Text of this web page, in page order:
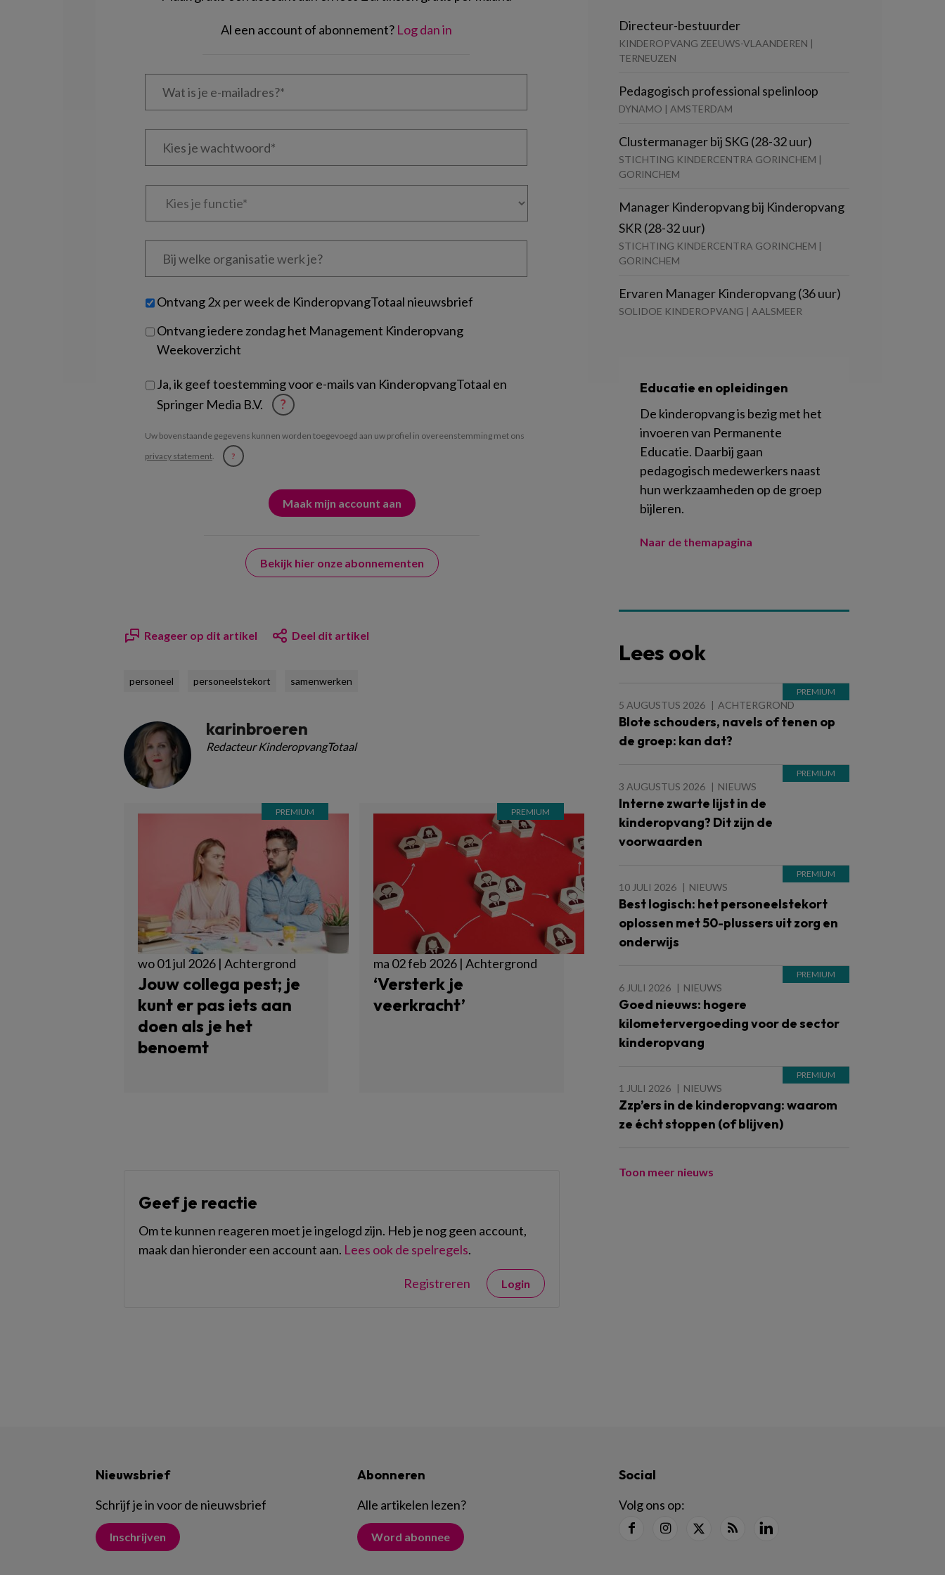
Al een account of abonnement? Log dan in
Wat
Kies
Kies
Bij
welke
je?
Untitled
Ontvang 2x per week de KinderopvangTotaal nieuwsbrief
Ontvang iedere zondag het Management Kinderopvang
Weekoverzicht
Ja, ik geef toestemming voor e-mails van KinderopvangTotaal en
Springer Media B.V.
?
Uw bovenstaande gegevens kunnen worden toegevoegd aan uw profiel in overeenstemming met ons
privacy statement. ?
Bekijk hier onze abonnementen
Reageer op dit artikel Deel dit artikel
personeel personeelstekort samenwerken
karinbroeren
Redacteur KinderopvangTotaal
wo 01 jul 2026 | Achtergrond
Jouw collega pest; je
kunt er pas iets aan
doen als je het
benoemt
ma 02 feb 2026 | Achtergrond
‘Versterk je
veerkracht’
Geef je reactie
Om te kunnen reageren moet je ingelogd zijn. Heb je nog geen account,
maak dan hieronder een account aan. Lees ook de spelregels.
Registreren Login
Directeur-bestuurder
KINDEROPVANG ZEEUWS-VLAANDEREN |
TERNEUZEN
Pedagogisch professional spelinloop
DYNAMO | AMSTERDAM
Clustermanager bij SKG (28-32 uur)
STICHTING KINDERCENTRA GORINCHEM |
GORINCHEM
Manager Kinderopvang bij Kinderopvang
SKR (28-32 uur)
STICHTING KINDERCENTRA GORINCHEM |
GORINCHEM
Ervaren Manager Kinderopvang (36 uur)
SOLIDOE KINDEROPVANG | AALSMEER
Educatie en opleidingen
De kinderopvang is bezig met het
invoeren van Permanente
Educatie. Daarbij gaan
pedagogisch medewerkers naast
hun werkzaamheden op de groep
bijleren.
Naar de themapagina
Lees ook
5 AUGUSTUS 2026 ACHTERGROND
Blote schouders, navels of tenen op
de groep: kan dat?
3 AUGUSTUS 2026 NIEUWS
Interne zwarte lijst in de
kinderopvang? Dit zijn de
voorwaarden
10 JULI 2026 NIEUWS
Best logisch: het personeelstekort
oplossen met 50-plussers uit zorg en
onderwijs
6 JULI 2026 NIEUWS
Goed nieuws: hogere
kilometervergoeding voor de sector
kinderopvang
1 JULI 2026 NIEUWS
Zzp’ers in de kinderopvang: waarom
ze écht stoppen (of blijven)
Toon meer nieuws
Nieuwsbrief
Schrijf je in voor de nieuwsbrief
Inschrijven
Abonneren
Alle artikelen lezen?
Word abonnee
Social
Volg ons op: